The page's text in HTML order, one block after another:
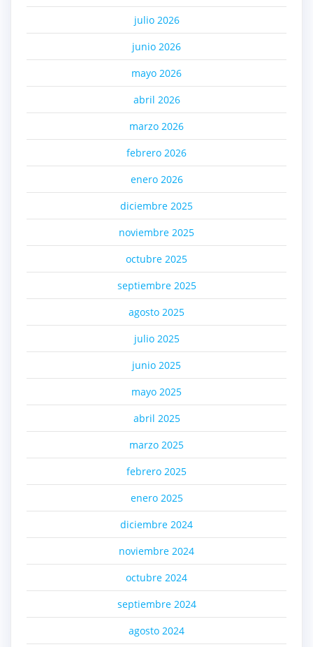
julio 2026
junio 2026
mayo 2026
abril 2026
marzo 2026
febrero 2026
enero 2026
diciembre 2025
noviembre 2025
octubre 2025
septiembre 2025
agosto 2025
julio 2025
junio 2025
mayo 2025
abril 2025
marzo 2025
febrero 2025
enero 2025
diciembre 2024
noviembre 2024
octubre 2024
septiembre 2024
agosto 2024